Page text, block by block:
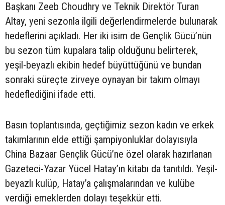
Başkanı Zeeb Choudhry ve Teknik Direktör Turan
Altay, yeni sezonla ilgili değerlendirmelerde bulunarak
hedeflerini açıkladı. Her iki isim de Gençlik Gücü’nün
bu sezon tüm kupalara talip olduğunu belirterek,
yeşil-beyazlı ekibin hedef büyüttüğünü ve bundan
sonraki süreçte zirveye oynayan bir takım olmayı
hedeflediğini ifade etti.
Basın toplantısında, geçtiğimiz sezon kadın ve erkek
takımlarının elde ettiği şampiyonluklar dolayısıyla
China Bazaar Gençlik Gücü’ne özel olarak hazırlanan
Gazeteci-Yazar Yücel Hatay’ın kitabı da tanıtıldı. Yeşil-
beyazlı kulüp, Hatay’a çalışmalarından ve kulübe
verdiği emeklerden dolayı teşekkür etti.